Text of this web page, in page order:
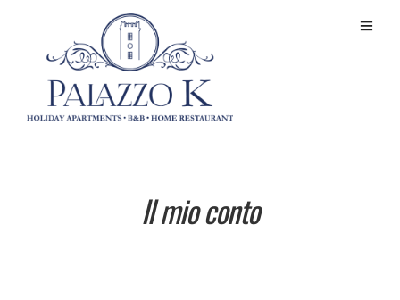
Il mio conto